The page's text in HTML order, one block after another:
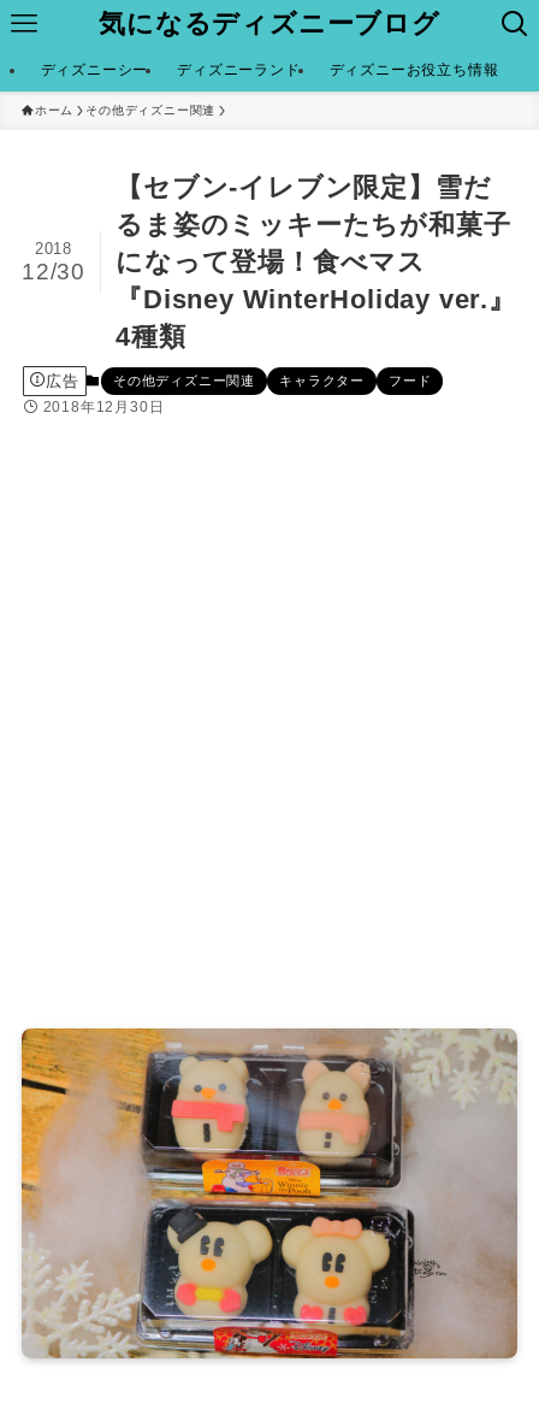
気になるディズニーブログ
ディズニーシー ディズニーランド ディズニーお役立ち情報
ホーム その他ディズニー関連
【セブン-イレブン限定】雪だ
るま姿のミッキーたちが和菓子
になって登場！食べマス
『Disney WinterHoliday ver.』
4種類
2018
12/30
広告 その他ディズニー関連 キャラクター フード
2018年12月30日